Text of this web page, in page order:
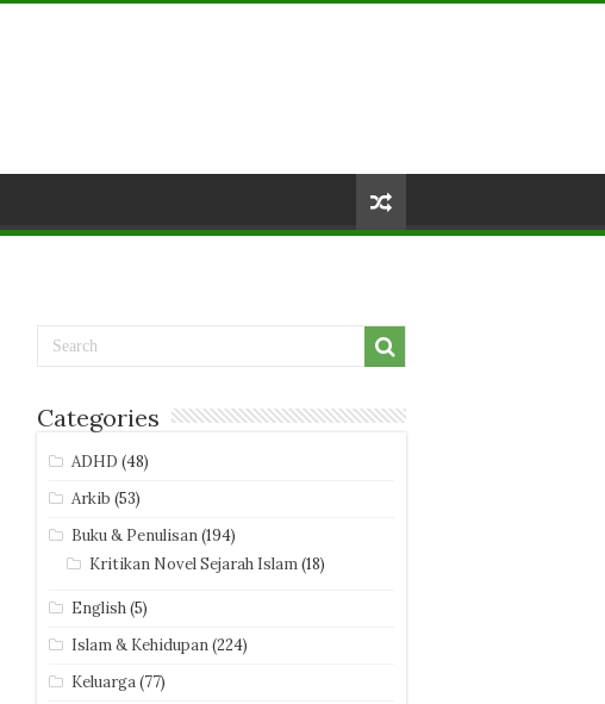
Categories
ADHD (48)
Arkib (53)
Buku & Penulisan(194)
Kritikan Novel Sejarah Islam(18)
English(5)
Islam & Kehidupan(224)
Keluarga(77)